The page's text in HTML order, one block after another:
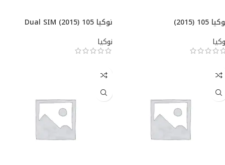
105 (2015)
نوكيا 105 Dual SIM (2015)
نوكيا